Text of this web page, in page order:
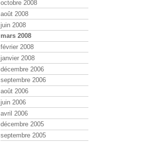
octobre 2008
août 2008
juin 2008
mars 2008
février 2008
janvier 2008
décembre 2006
septembre 2006
août 2006
juin 2006
avril 2006
décembre 2005
septembre 2005